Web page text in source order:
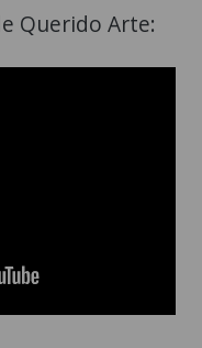
Querido Arte: